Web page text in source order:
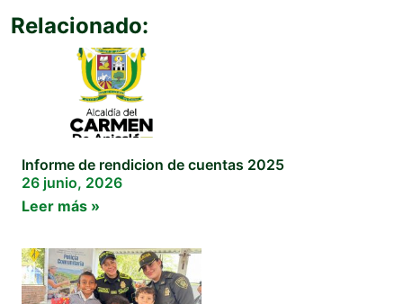
Relacionado:
Informe de rendicion de cuentas 2025
26 junio, 2026
Leer más »